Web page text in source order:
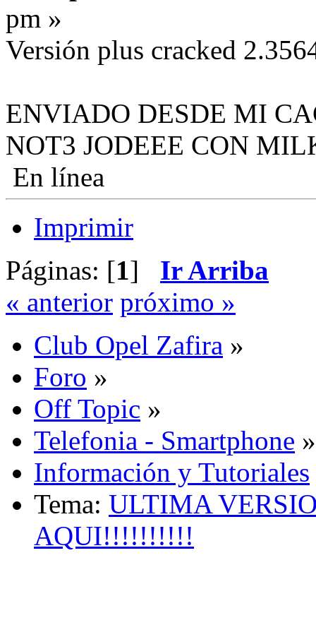
pm »
Versión plus cracked
ENVIADO DESDE MI
NOT3 JODEEE CON
En línea
Imprimir
Páginas: [1] Ir Arriba
« anterior próximo »
Club Opel Zafira »
Foro »
Off Topic »
Telefonia - Smartphone »
Información y Tutoriales
Tema: ULTIMA
AQUI!!!!!!!!!!